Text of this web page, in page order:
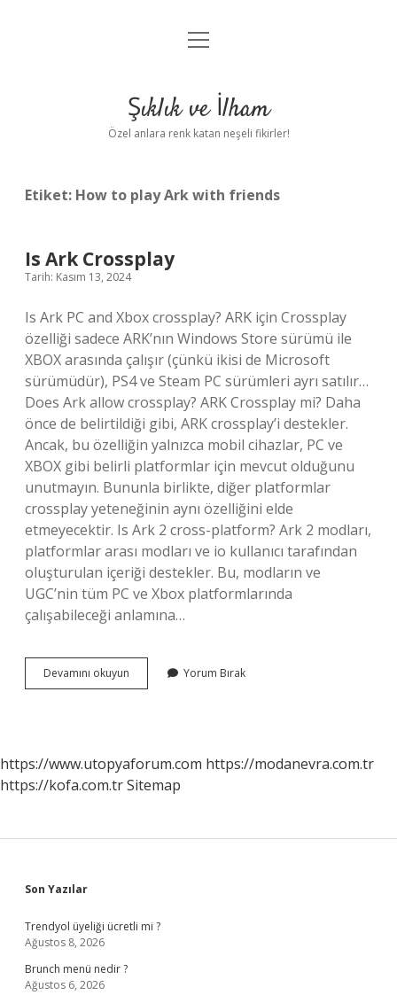
Anasayfa
Yasal Uyarı
menüyü
Şıklık ve İlham
Özel anlara renk katan neşeli fikirler!
Etiket: How to play Ark with friends
Is Ark Crossplay
Tarih: Kasım 13, 2024
Is Ark PC and Xbox crossplay? ARK için Crossplay
özelliği sadece ARK’nın Windows Store sürümü ile
XBOX arasında çalışır (çünkü ikisi de Microsoft
sürümüdür), PS4 ve Steam PC sürümleri ayrı satılır…
Does Ark allow crossplay? ARK Crossplay mi? Daha
önce de belirtildiği gibi, ARK crossplay’i destekler.
Ancak, bu özelliğin yalnızca mobil cihazlar, PC ve
XBOX gibi belirli platformlar için mevcut olduğunu
unutmayın. Bununla birlikte, diğer platformlar
crossplay yeteneğinin aynı özelliğini elde
etmeyecektir. Is Ark 2 cross-platform? Ark 2 modları,
platformlar arası modları ve io kullanıcı tarafından
oluşturulan içeriği destekler. Bu, modların ve
UGC’nin tüm PC ve Xbox platformlarında
çalışabileceği anlamına…
Devamını okuyun
Ark
Yorum Bırak
https://www.utopyaforum.com https://modanevra.com.tr
https://kofa.com.trSitemap
Sidebar
Son Yazılar
Trendyol üyeliği ücretli mi ?
Ağustos 8, 2026
Brunch menü nedir ?
Ağustos 6, 2026